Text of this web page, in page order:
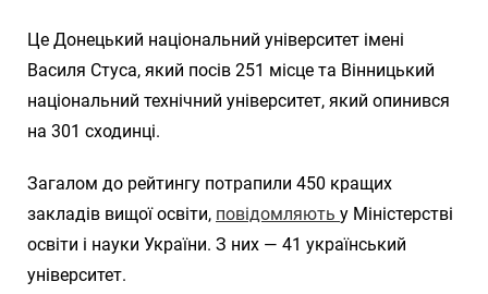
Це Донецький національний університет імені
Василя Стуса, який посів 251 місце та Вінницький
національний технічний університет, який опинився
на 301 сходинці.
Загалом до рейтингу потрапили 450 кращих
закладів вищої освіти, повідомляють у Міністерстві
освіти і науки України. З них — 41 український
університет.